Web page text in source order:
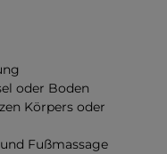
oder Boden
Körpers oder
Fußmassage